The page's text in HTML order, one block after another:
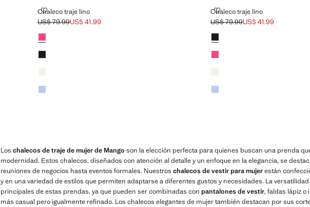
Chaleco traje lino
CHALECO TRAJE LINO
Precio inicial tachado [US$ 79.99 ]
US$ 79.99
Precio actual [US$ 41.99 ]
US$ 41.99
Colores
Fucsia
Negro
Azul celeste
Chaleco traje lino
CHALECO TRAJE LINO
Precio inicial tachado [US$ 79.99 ]
US$ 79.99
Precio actual [US$ 41.99 ]
US$ 41.99
Colores
Negro
Fucsia
Azul celeste
Los chalecos de traje de mujer de Mango son la elección perfecta para quienes buscan una prenda
modernidad. Estos chalecos, diseñados con atención al detalle y un enfoque en la elegancia, se
reuniones de negocios hasta eventos formales. Nuestros chalecos de vestir para mujerestán
y en una variedad de estilos que permiten adaptarse a diferentes gustos y necesidades. La
principales de estas prendas, ya que pueden ser combinadas con pantalones de vestir, faldas lápiz o
más casual pero igualmente refinado. Los chalecos elegantes de mujer también destacan por sus